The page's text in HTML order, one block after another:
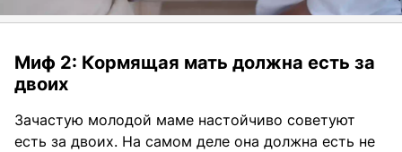
Миф 2: Кормящая мать должна есть за
двоих
Зачастую молодой маме настойчиво советуют
есть за двоих. На самом деле она должна есть не